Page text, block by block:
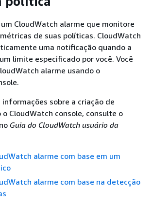
CloudWatch alarme que monitore
de suas políticas. CloudWatch
uma notificação quando a
limite especificado por você. Você
alarme usando o
informações sobre a criação de
o CloudWatch console, consulte o
Guia do CloudWatch usuário da
alarme com base em um
alarme com base na detecção